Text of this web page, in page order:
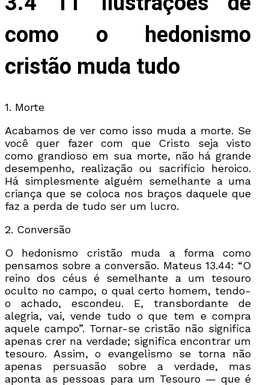
como o hedonismo
cristão muda tudo
1. Morte
Acabamos de ver como isso muda a morte. Se
você quer fazer com que Cristo seja visto
como grandioso em sua morte, não há grande
desempenho, realização ou sacrifício heroico.
Há simplesmente alguém semelhante a uma
criança que se coloca nos braços daquele que
faz a perda de tudo ser um lucro.
2. Conversão
O hedonismo cristão muda a forma como
pensamos sobre a conversão. Mateus 13.44: “O
reino dos céus é semelhante a um tesouro
oculto no campo, o qual certo homem, tendo-
o achado, escondeu. E, transbordante de
alegria, vai, vende tudo o que tem e compra
aquele campo”. Tornar-se cristão não significa
apenas crer na verdade; significa encontrar um
tesouro. Assim, o evangelismo se torna não
apenas persuasão sobre a verdade, mas
aponta as pessoas para um Tesouro — que é